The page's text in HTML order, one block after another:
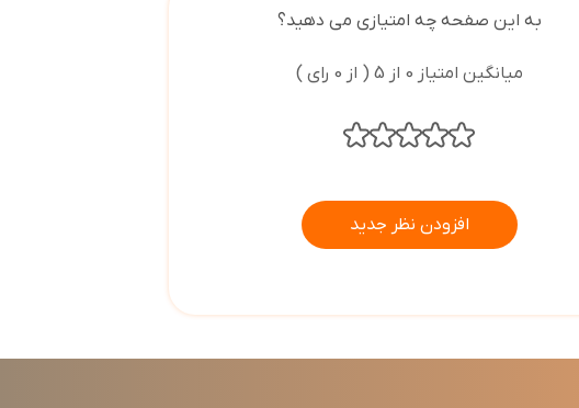
به این صفحه چه امتیازی می دهید؟
میانگین امتیاز 0 از 5 ( از 0 رای )
افزودن نظر جدید